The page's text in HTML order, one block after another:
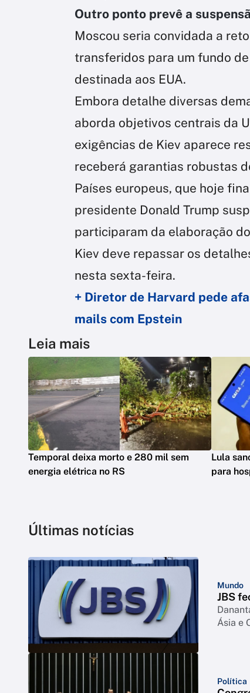
Outro ponto prevê a
Moscou seria convidada a
transferidos para um fundo
destinada aos EUA.
Embora detalhe diversas
aborda objetivos centrais da
exigências de Kiev aparece
receberá garantias robustas
Países europeus, que hoje
presidente Donald Trump
participaram da elaboração
Kiev deve repassar os
nesta sexta-feira.
+ Diretor de Harvard pede
mails com Epstein
Leia mais
Temporal deixa morto e 280 mil sem
energia elétrica no RS
Lula
para
Últimas notícias
Mundo
JBS
Ásia e
Política